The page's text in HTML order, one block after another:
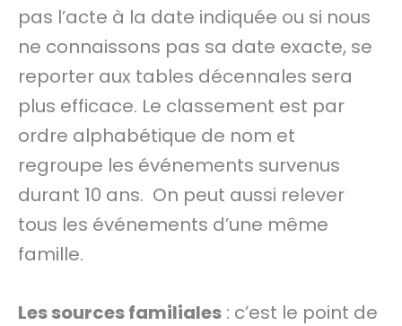
pas l’acte à la date indiquée ou si nous
ne connaissons pas sa date exacte, se
reporter aux tables décennales sera
plus efficace. Le classement est par
ordre alphabétique de nom et
regroupe les événements survenus
durant 10 ans. On peut aussi relever
tous les événements d’une même
famille.
Les sources familiales : c’est le point de